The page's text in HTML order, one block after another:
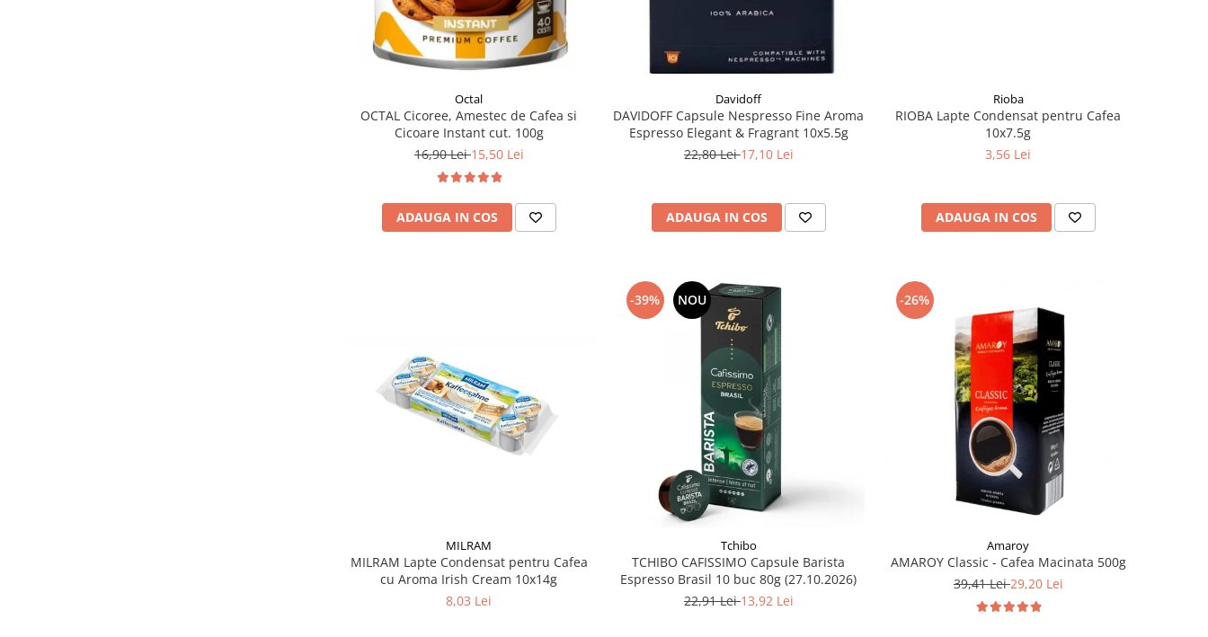
Octal
OCTAL Cicoree, Amestec de Cafea si
Cicoare Instant cut. 100g
16,90 Lei15,50 Lei
ADAUGA IN COS
Davidoff
DAVIDOFF Capsule Nespresso Fine Aroma
Espresso Elegant & Fragrant 10x5.5g
22,80 Lei17,10 Lei
ADAUGA IN COS
Rioba
RIOBA Lapte Condensat pentru Cafea
10x7.5g
3,56 Lei
ADAUGA IN COS
MILRAM
MILRAM Lapte Condensat pentru Cafea
cu Aroma Irish Cream 10x14g
8,03 Lei
-39% NOU
Tchibo
TCHIBO CAFISSIMO Capsule Barista
Espresso Brasil 10 buc 80g (27.10.2026)
22,91 Lei13,92 Lei
-26%
Amaroy
AMAROY Classic - Cafea Macinata 500g
39,41 Lei29,20 Lei